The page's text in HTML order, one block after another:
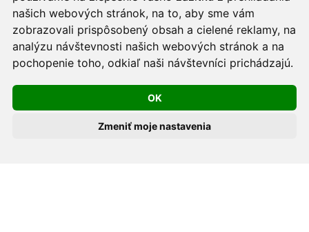
našich webových stránok, na to, aby sme vám
zobrazovali prispôsobený obsah a cielené reklamy, na
analýzu návštevnosti našich webových stránok a na
pochopenie toho, odkiaľ naši návštevníci prichádzajú.
OK
Zmeniť moje nastavenia
Používame cookies -nastavenie cookies.
Skopírovaním textu alebo časti textu z akejkoľvek
stránky tohto webu a jeho umiestnením na iný web
porušíte práva MUDr. Romana Sokola, PhD., MPH, ako
aj práva ďalších osôb zúčastnených na tvorbe obsahu
pre tento web.